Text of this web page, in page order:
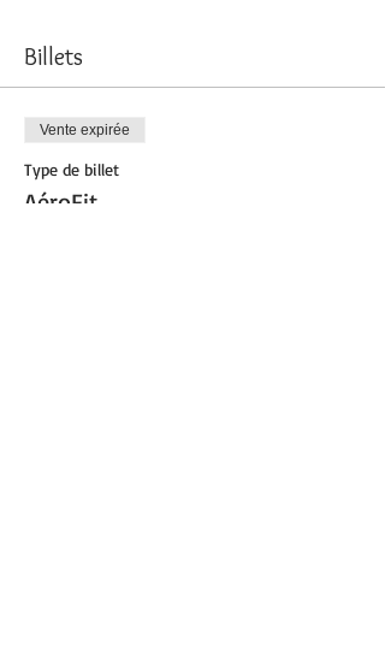
Billets
Vente expirée
Type de billet
AéroFit